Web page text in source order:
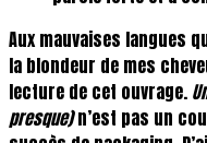
Aux mauvaises langues
la blondeur de mes
lecture de cet ouvrage.
presque)n’est pas un